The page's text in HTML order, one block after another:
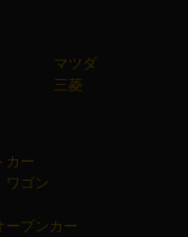
マツダ
三菱
カー
ワゴン
ープンカー